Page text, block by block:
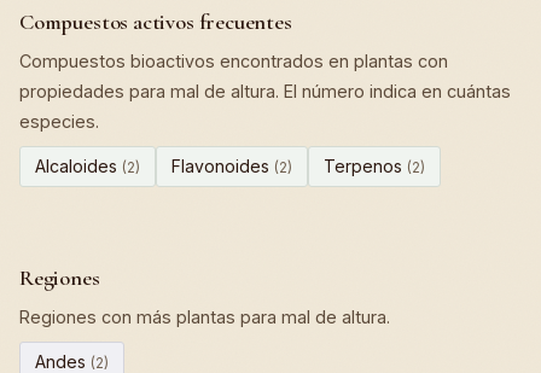
Compuestos activos frecuentes
Compuestos bioactivos encontrados en plantas con
propiedades para mal de altura. El número indica en cuántas
especies.
Alcaloides (2) Flavonoides (2) Terpenos (2)
Regiones
Regiones con más plantas para mal de altura.
Andes (2)